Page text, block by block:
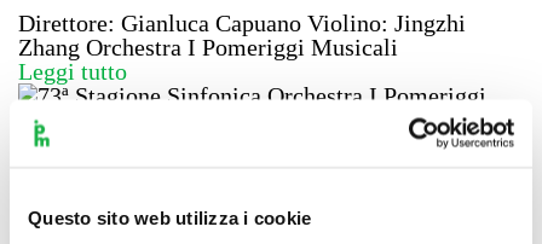
Questo sito web utilizza i cookie
Direttore: Gianluca Capuano Violino: Jingzhi
Zhang Orchestra I Pomeriggi Musicali
Leggi tutto
73ª Stagione Sinfonica Orchestra
I Pomeriggi Musicali